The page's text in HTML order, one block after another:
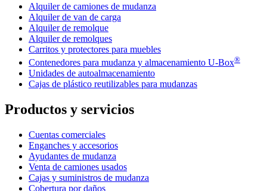
Alquiler de camiones de mudanza
Alquiler de van de carga
Alquiler de remolque
Alquiler de remolques
Carritos y protectores para muebles
Contenedores para mudanza y almacenamiento U-Box®
Unidades de autoalmacenamiento
Cajas de plástico reutilizables para mudanzas
Productos y servicios
Cuentas comerciales
Enganches y accesorios
Ayudantes de mudanza
Venta de camiones usados
Cajas y suministros de mudanza
Cobertura por daños